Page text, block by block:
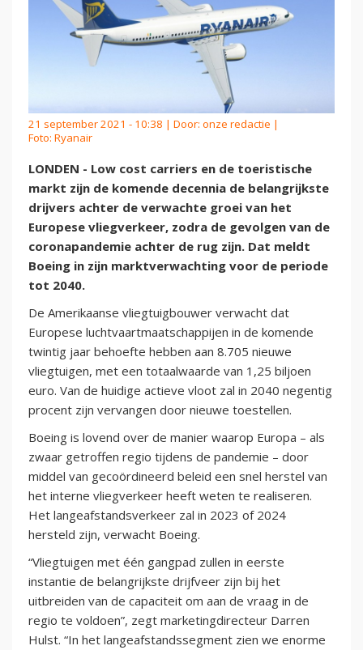
21 september 2021 - 10:38 | Door: onze redactie |
Foto: Ryanair
LONDEN - Low cost carriers en de toeristische
markt zijn de komende decennia de belangrijkste
drijvers achter de verwachte groei van het
Europese vliegverkeer, zodra de gevolgen van de
coronapandemie achter de rug zijn. Dat meldt
Boeing in zijn marktverwachting voor de periode
tot 2040.
De Amerikaanse vliegtuigbouwer verwacht dat
Europese luchtvaartmaatschappijen in de komende
twintig jaar behoefte hebben aan 8.705 nieuwe
vliegtuigen, met een totaalwaarde van 1,25 biljoen
euro. Van de huidige actieve vloot zal in 2040 negentig
procent zijn vervangen door nieuwe toestellen.
Boeing is lovend over de manier waarop Europa – als
zwaar getroffen regio tijdens de pandemie – door
middel van gecoördineerd beleid een snel herstel van
het interne vliegverkeer heeft weten te realiseren.
Het langeafstandsverkeer zal in 2023 of 2024
hersteld zijn, verwacht Boeing.
“Vliegtuigen met één gangpad zullen in eerste
instantie de belangrijkste drijfveer zijn bij het
uitbreiden van de capaciteit om aan de vraag in de
regio te voldoen”, zegt marketingdirecteur Darren
Hulst. “In het langeafstandssegment zien we enorme